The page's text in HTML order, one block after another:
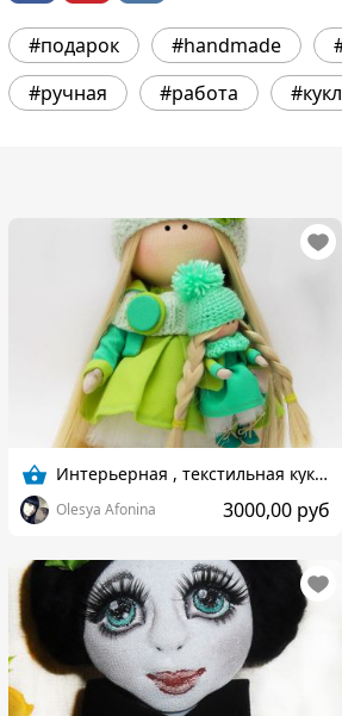
#подарок #handmade
#ручная
#работа
Интерьерная , текстильная кукла
Olesya Afonina 3000,00 руб